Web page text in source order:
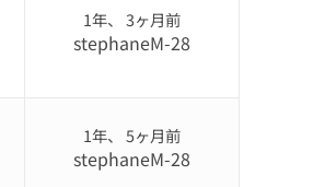
1年、 3ヶ月前
stephaneM-28
1年、 5ヶ月前
stephaneM-28